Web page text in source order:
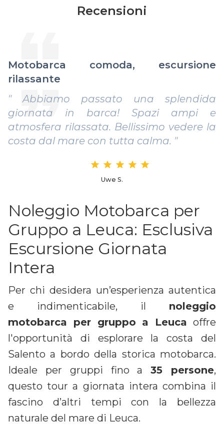
Recensioni
Motobarca comoda, escursione
rilassante
" Abbiamo passato una splendida
giornata in barca! Spazi ampi e
atmosfera rilassata. Bellissimo vedere la
costa dal mare con tutta calma. "
Uwe S.
Noleggio Motobarca per
Gruppo a Leuca: Esclusiva
Escursione Giornata
Intera
Per chi desidera un’esperienza autentica
e indimenticabile, il noleggio
motobarca per gruppo a Leuca offre
l'opportunità di esplorare la costa del
Salento a bordo della storica motobarca.
Ideale per gruppi fino a35 persone,
questo tour a giornata intera combina il
fascino d’altri tempi con la bellezza
naturale del mare di Leuca.